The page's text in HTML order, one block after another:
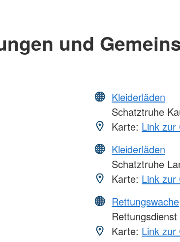
und
Kleiderläden
Schatztruhe
Karte: Link zur
Kleiderläden
Schatztruhe
Karte: Link zur
Rettungswache
Karte: Link zur